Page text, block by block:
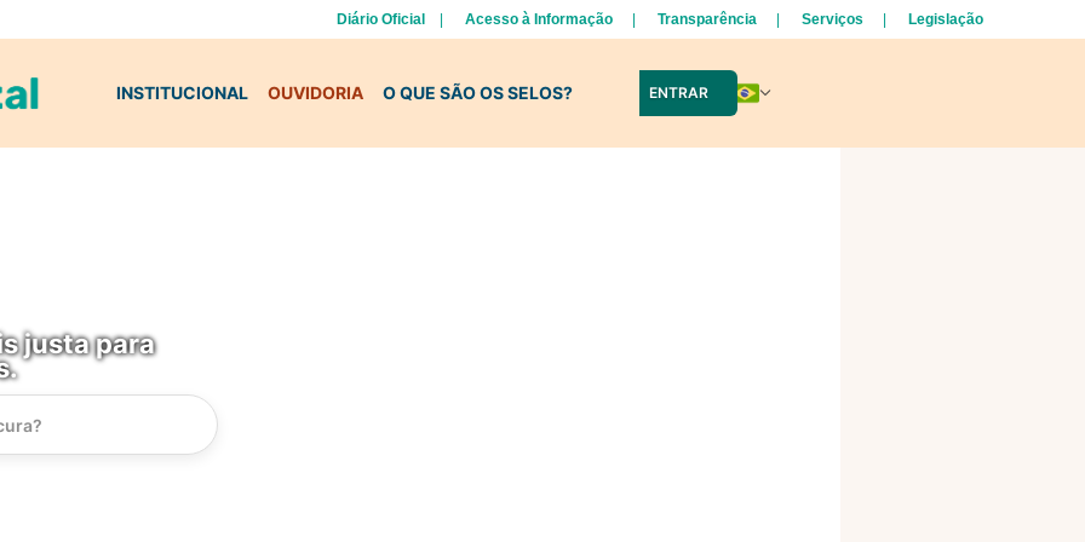
Diário Oficial Acesso à Informação Transparência Serviços Legislação
INSTITUCIONAL OUVIDORIA O QUE SÃO OS SELOS? ENTRAR
justa para